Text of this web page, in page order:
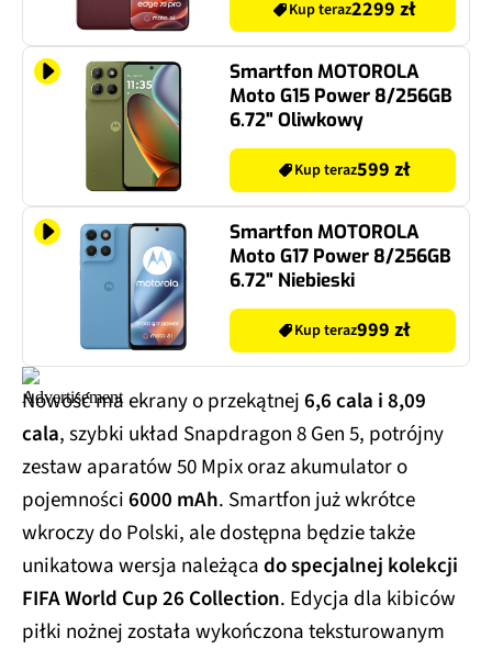
Kup teraz2299 zł
Smartfon MOTOROLA
Moto G15 Power 8/256GB
6.72" Oliwkowy
Kup teraz599 zł
Smartfon MOTOROLA
Moto G17 Power 8/256GB
6.72" Niebieski
Kup teraz999 zł
Nowość ma ekrany o przekątnej6,6 cala i 8,09
cala, szybki układ Snapdragon 8 Gen 5, potrójny
zestaw aparatów 50 Mpix oraz akumulator o
pojemności6000 mAh. Smartfon już wkrótce
wkroczy do Polski, ale dostępna będzie także
unikatowa wersja należącado specjalnej kolekcji
FIFA World Cup 26 Collection. Edycja dla kibiców
piłki nożnej została wykończona teksturowanym